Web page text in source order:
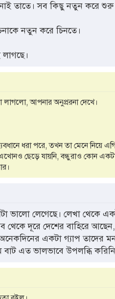
তাতে। সব কিছু নতুন করে শুরু
নতুন করে চিনতে।
আপনার অনুপ্ররনা দেখে।
ধরা পরে, তখন তা মেনে নিয়ে
ছেড়ে যায়নি, বন্ধুরাও কোন একটা
ভালো লেগেছে। লেখা থেকে
থেকে দূরে দেশের বাহিরে
একটা গ্যাপ তাদের
বাট এত ভালভাবে উপলব্ধি